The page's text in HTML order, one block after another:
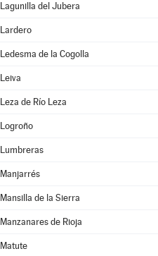
Lagunilla del Jubera
Lardero
Ledesma de la Cogolla
Leiva
Leza de Río Leza
Logroño
Lumbreras
Manjarrés
Mansilla de la Sierra
Manzanares de Rioja
Matute